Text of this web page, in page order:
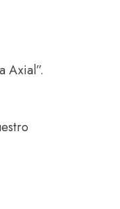
Axial”.